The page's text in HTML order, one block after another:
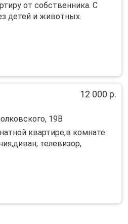
от собственника. С
детей и животных.
12 000 р.
19В
квартире,в комнате
телевизор,